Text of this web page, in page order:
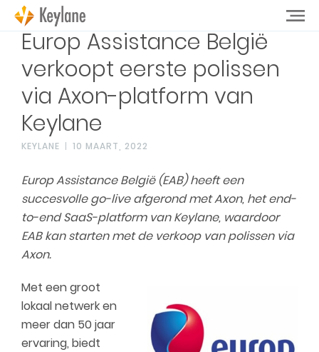
Europ Assistance België
verkoopt eerste polissen
via Axon-platform van
Keylane
KEYLANE 10 MAART, 2022
Europ Assistance België (EAB) heeft een
succesvolle go-live afgerond met Axon, het end-
to-end SaaS-platform van Keylane, waardoor
EAB kan starten met de verkoop van polissen via
Axon.
Met een groot
lokaal netwerk en
meer dan 50 jaar
ervaring, biedt